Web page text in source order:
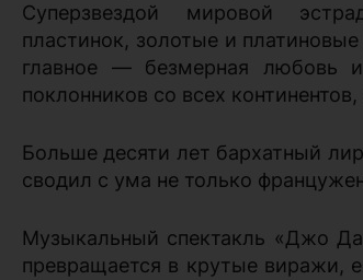
Суперзвездой мировой
пластинок, золотые и
главное — безмерная любовь
поклонников со всех
Больше десяти лет бархатный
сводил с ума не только
Музыкальный спектакль «Джо
превращается в крутые виражи,